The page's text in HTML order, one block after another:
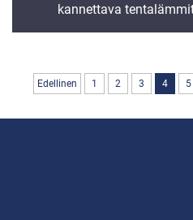
kannettava
Edellinen 1 2 3 4 5